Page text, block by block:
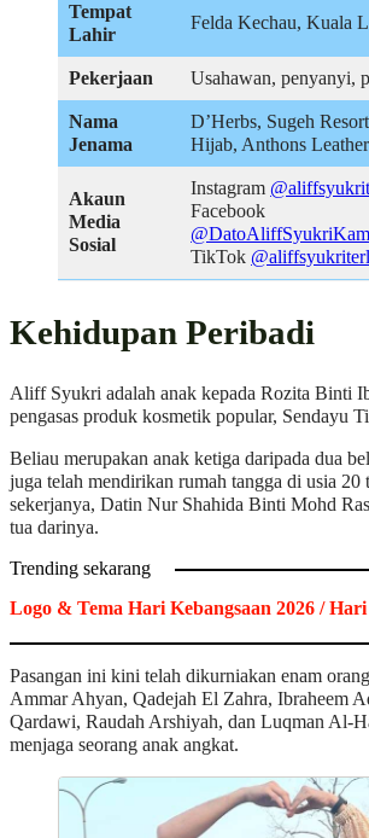
Tempat
Lahir
Felda Kechau, Kuala
Pekerjaan
Usahawan, penyanyi,
Nama
Jenama
D’Herbs, Sugeh
Hijab, Anthons Leather
Akaun
Media
Sosial
Instagram
Facebook
TikTok
Kehidupan Peribadi
Aliff Syukri adalah anak kepada Rozita Binti
pengasas produk kosmetik popular, Sendayu
Beliau merupakan anak ketiga daripada dua
juga telah mendirikan rumah tangga di usia 20
sekerjanya, Datin Nur Shahida Binti Mohd
tua darinya.
Trending sekarang
Logo & Tema Hari Kebangsaan 2026 /
Pasangan ini kini telah dikurniakan enam
Ammar Ahyan, Qadejah El Zahra, Ibraheem
Qardawi, Raudah Arshiyah, dan Luqman Al-
menjaga seorang anak angkat.